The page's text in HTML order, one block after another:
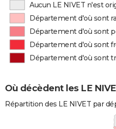
Aucun LE NIVET n'est
Département d'où sont
Département d'où sont
Département d'où sont
Département d'où sont
Où décèdent les LE
Répartition des LE NIVET par